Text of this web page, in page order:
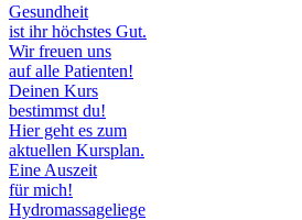
Gesundheit
ist ihr höchstes Gut.
Wir freuen uns
auf alle Patienten!
Deinen Kurs
bestimmst du!
Hier geht es zum
aktuellen Kursplan.
Eine Auszeit
für mich!
Hydromassageliege